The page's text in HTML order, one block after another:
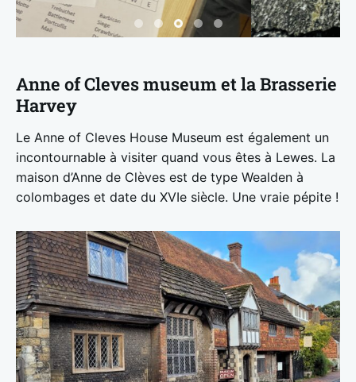
Anne of Cleves museum et la Brasserie
Harvey
Le Anne of Cleves House Museum est également un
incontournable à visiter quand vous êtes à Lewes. La
maison d’Anne de Clèves est de type Wealden à
colombages et date du XVIe siècle. Une vraie pépite !